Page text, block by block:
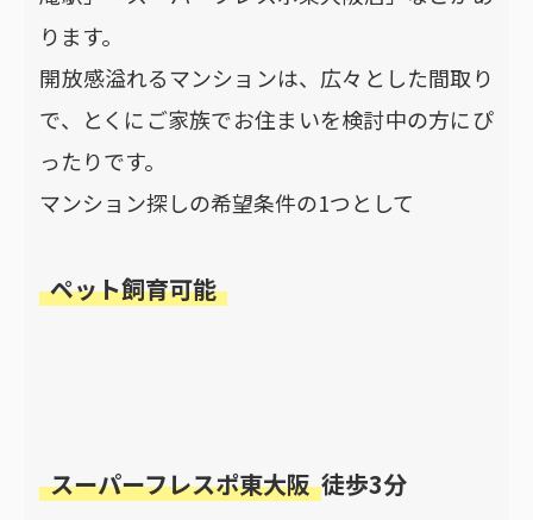
ります。
開放感溢れるマンションは、広々とした間取り
で、とくにご家族でお住まいを検討中の方にぴ
ったりです。
マンション探しの希望条件の1つとして
ペット飼育可能
スーパーフレスポ東大阪 徒歩3分